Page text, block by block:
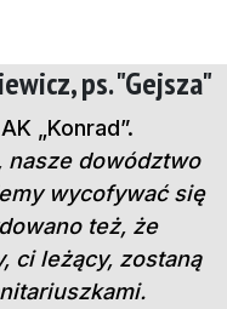
ps. "Gejsza"
„Konrad”.
nasze dowództwo
wycofywać się
też, że
ci leżący, zostaną